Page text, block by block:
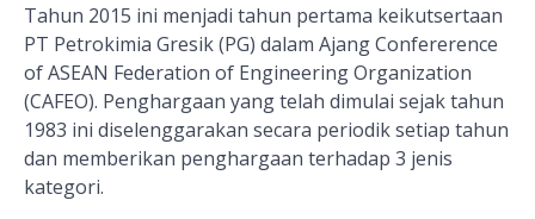
Tahun 2015 ini menjadi tahun pertama keikutsertaan
PT Petrokimia Gresik (PG) dalam Ajang Confererence
of ASEAN Federation of Engineering Organization
(CAFEO). Penghargaan yang telah dimulai sejak tahun
1983 ini diselenggarakan secara periodik setiap tahun
dan memberikan penghargaan terhadap 3 jenis
kategori.